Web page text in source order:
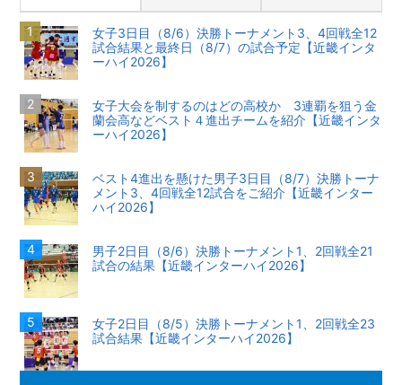
女子3日目（8/6）決勝トーナメント3、4回戦全12
試合結果と最終日（8/7）の試合予定【近畿インタ
ーハイ2026】
女子大会を制するのはどの高校か 3連覇を狙う金
蘭会高などベスト４進出チームを紹介【近畿インタ
ーハイ2026】
ベスト4進出を懸けた男子3日目（8/7）決勝トーナ
メント3、4回戦全12試合をご紹介【近畿インター
ハイ2026】
男子2日目（8/6）決勝トーナメント1、2回戦全21
試合の結果【近畿インターハイ2026】
女子2日目（8/5）決勝トーナメント1、2回戦全23
試合結果【近畿インターハイ2026】